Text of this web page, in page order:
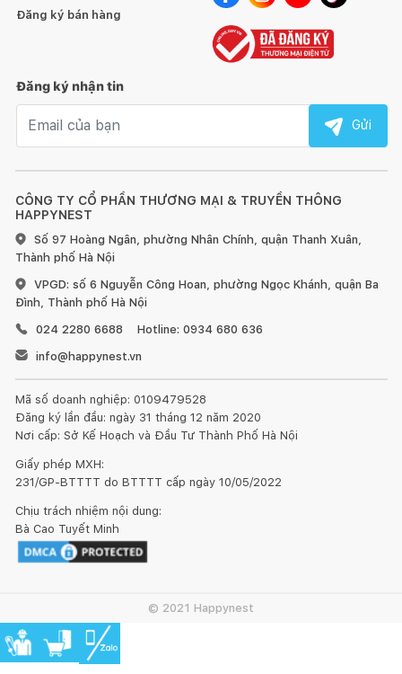
CÔNG TY CỔ PHẦN THƯƠNG MẠI & TRUYỀN THÔNG
HAPPYNEST
Số 97 Hoàng Ngân, phường Nhân Chính, quận Thanh Xuân,
Thành phố Hà Nội
VPGD: số 6 Nguyễn Công Hoan, phường Ngọc Khánh, quận Ba
Đình, Thành phố Hà Nội
024 2280 6688
Hotline: 0934 680 636
info@happynest.vn
Mã số doanh nghiệp: 0109479528
Đăng ký lần đầu: ngày 31 tháng 12 năm 2020
Nơi cấp: Sở Kế Hoạch và Đầu Tư Thành Phố Hà Nội
Giấy phép MXH:
231/GP-BTTTT do BTTTT cấp ngày 10/05/2022
Chịu trách nhiệm nội dung:
Bà Cao Tuyết Minh
Đăng ký bán hàng
Đăng ký nhận tin
Gửi
© 2021 Happynest